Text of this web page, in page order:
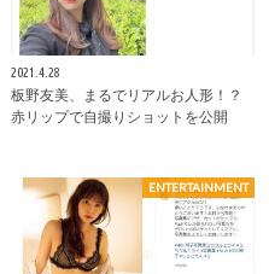
2021.4.28
板野友美、まるでリアルお人形！？
赤リップで自撮りショットを公開
ENTERTAINMENT